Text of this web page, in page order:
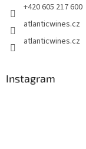
+420 605 217 600
atlanticwines.cz
atlanticwines.cz
Instagram